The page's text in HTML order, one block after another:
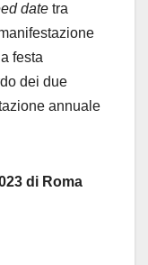
date tra
festa
dei due
annuale
di Roma